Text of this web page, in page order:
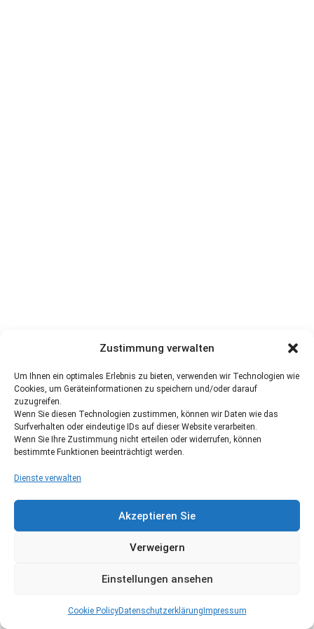
Zustimmung verwalten
Um Ihnen ein optimales Erlebnis zu bieten, verwenden wir Technologien wie
Cookies, um Geräteinformationen zu speichern und/oder darauf
zuzugreifen.
Wenn Sie diesen Technologien zustimmen, können wir Daten wie das
Surfverhalten oder eindeutige IDs auf dieser Website verarbeiten.
Wenn Sie Ihre Zustimmung nicht erteilen oder widerrufen, können
bestimmte Funktionen beeinträchtigt werden.
Dienste verwalten
Akzeptieren Sie
Verweigern
Einstellungen ansehen
Cookie PolicyDatenschutzerklärung Impressum